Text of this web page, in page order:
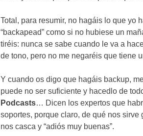
Total , para resumir, no hagáis lo que yo
“backapead”como si no hubiese un
tiréis: nunca se sabe cuando le va a
de tono, pero no me negaréis que tiene
Y cuando os digo que hagáis backup,
puede no ser suficiente y hacedlo de
Podcasts… Dicen los expertos que
soportes, porque claro,de qué nos sirve
nos casca y “adiós muy buenas”.